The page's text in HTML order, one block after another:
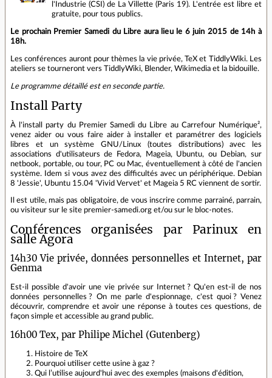
l'Industrie (CSI) de La Villette (Paris 19). L'entrée est libre et
gratuite, pour tous publics.
Le prochain Premier Samedi du Libre aura lieu le 6 juin 2015 de 14h à
18h.
Les conférences auront pour thèmes la vie privée, TeX et TiddlyWiki. Les
ateliers se tourneront vers TiddlyWiki, Blender, Wikimedia et la bidouille.
Le programme détaillé est en seconde partie.
Install Party
À l'install party du Premier Samedi du Libre au Carrefour Numérique²,
venez aider ou vous faire aider à installer et paramétrer des logiciels
libres et un système GNU/Linux (toutes distributions) avec les
associations d'utilisateurs de Fedora, Mageia, Ubuntu, ou Debian, sur
netbook, portable, ou tour, PC ou Mac, éventuellement à côté de l'ancien
système. Idem si vous avez des difficultés avec un périphérique. Debian
8 'Jessie', Ubuntu 15.04 'Vivid Vervet' et Mageia 5 RC viennent de sortir.
Il est utile, mais pas obligatoire, de vous inscrire comme parrainé, parrain,
ou visiteur sur le site premier-samedi.org et/ou sur le bloc-notes.
Conférences organisées par Parinux en
salle Agora
14h30 Vie privée, données personnelles et Internet, par
Genma
Est-il possible d'avoir une vie privée sur Internet ? Qu'en est-il de nos
données personnelles ? On me parle d'espionnage, c'est quoi ? Venez
découvrir, comprendre et avoir une réponse à toutes ces questions, de
façon simple et accessible au grand public.
16h00 Tex, par Philipe Michel (Gutenberg)
Histoire de TeX
Pourquoi utiliser cette usine à gaz ?
Qui l’utilise aujourd'hui avec des exemples (maisons d'édition,